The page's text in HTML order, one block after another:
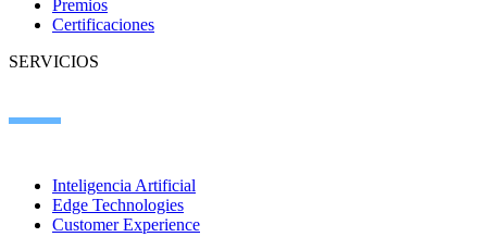
Premios
Certificaciones
SERVICIOS
Inteligencia Artificial
Edge Technologies
Customer Experience